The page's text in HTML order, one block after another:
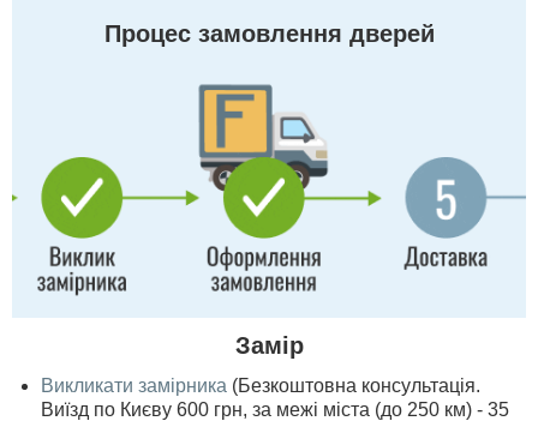
Процес замовлення дверей
Замір
Викликати замірника (Безкоштовна консультація.
Виїзд по Києву 600 грн, за межі міста (до 250 км) - 35